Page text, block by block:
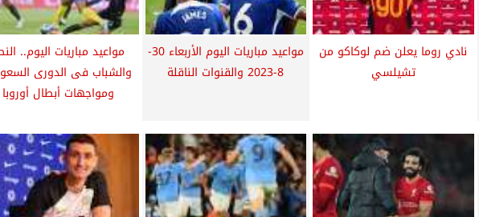
نادي روما يعلن ضم لوكاكو من
تشيلسي
مواعيد مباريات اليوم الأربعاء 30-
8-2023 والقنوات الناقلة
مواعيد مباريات اليوم..
والشباب فى الدورى
ومواجهات أبطال أوروبا